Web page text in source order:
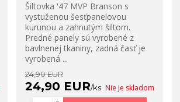
Šiltovka '47 MVP Branson s
vystuženou šesťpanelovou
kurunou a zahnutým šiltom.
Predné panely sú vyrobené z
bavlnenej tkaniny, zadná časť je
vyrobená ...
24,90 EUR
24,90 EUR/ks Nie je skladom